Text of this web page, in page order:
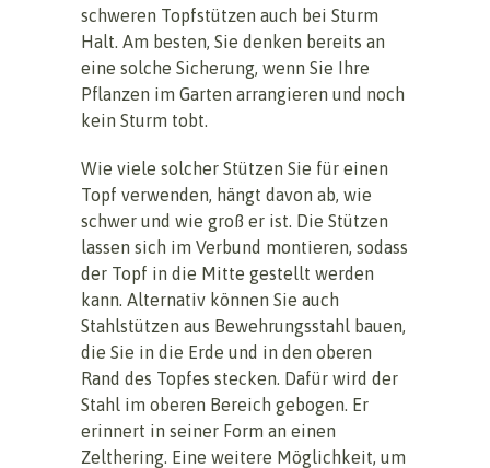
schweren Topfstützen auch bei Sturm
Halt. Am besten, Sie denken bereits an
eine solche Sicherung, wenn Sie Ihre
Pflanzen im Garten arrangieren und noch
kein Sturm tobt.
Wie viele solcher Stützen Sie für einen
Topf verwenden, hängt davon ab, wie
schwer und wie groß er ist. Die Stützen
lassen sich im Verbund montieren, sodass
der Topf in die Mitte gestellt werden
kann. Alternativ können Sie auch
Stahlstützen aus Bewehrungsstahl bauen,
die Sie in die Erde und in den oberen
Rand des Topfes stecken. Dafür wird der
Stahl im oberen Bereich gebogen. Er
erinnert in seiner Form an einen
Zelthering. Eine weitere Möglichkeit, um